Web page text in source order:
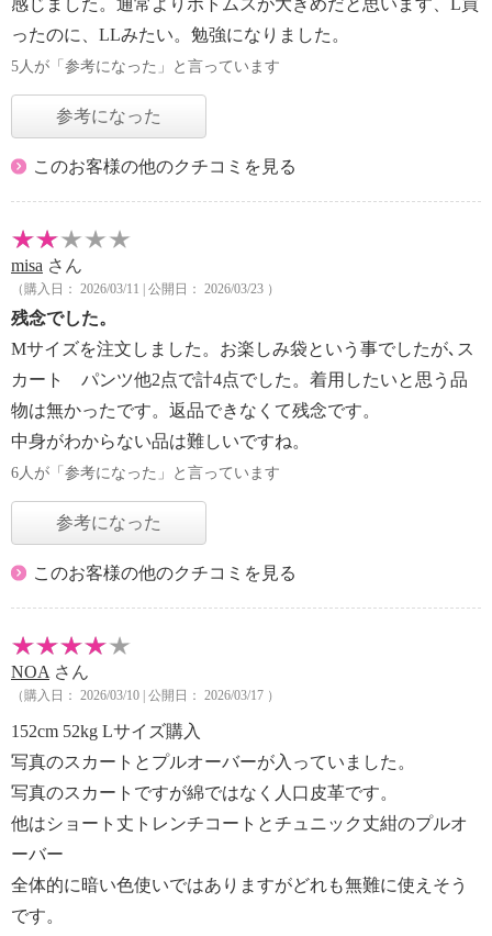
感じました。通常よりボトムスが大きめだと思います、L買
ったのに、LLみたい。勉強になりました。
5人が「参考になった」と言っています
参考になった
このお客様の他のクチコミを見る
misa さん
（購入日： 2026/03/11 | 公開日： 2026/03/23 ）
残念でした。
Mサイズを注文しました。お楽しみ袋という事でしたが､ス
カート パンツ他2点で計4点でした。着用したいと思う品
物は無かったです。返品できなくて残念です。
中身がわからない品は難しいですね。
6人が「参考になった」と言っています
参考になった
このお客様の他のクチコミを見る
NOA さん
（購入日： 2026/03/10 | 公開日： 2026/03/17 ）
152cm 52kg Lサイズ購入
写真のスカートとプルオーバーが入っていました。
写真のスカートですが綿ではなく人口皮革です。
他はショート丈トレンチコートとチュニック丈紺のプルオ
ーバー
全体的に暗い色使いではありますがどれも無難に使えそう
です。